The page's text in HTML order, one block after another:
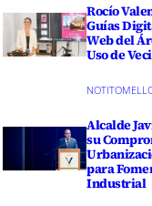
Rocío
Guías
Web del
Uso de
Alcalde
su
para
Industrial